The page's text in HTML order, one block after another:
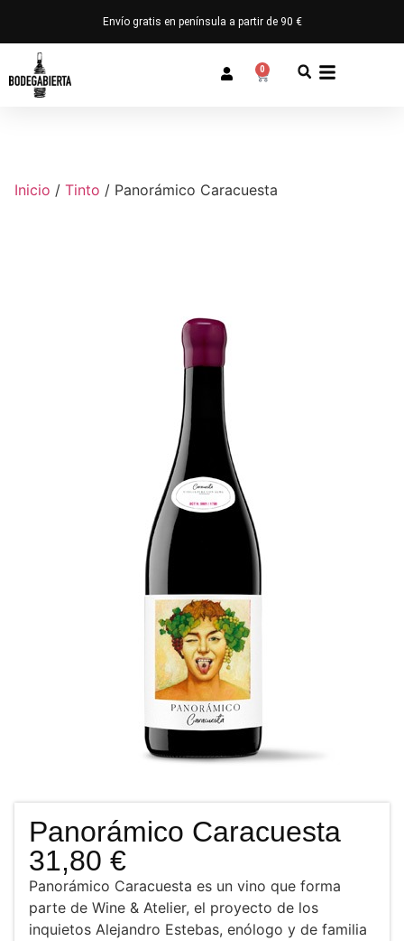
Envío gratis en península a partir de 90 €
0
Inicio / Tinto / Panorámico Caracuesta
Panorámico Caracuesta
31,80 €
Panorámico Caracuesta es un vino que forma
parte de Wine & Atelier, el proyecto de los
inquietos Alejandro Estebas, enólogo y de familia